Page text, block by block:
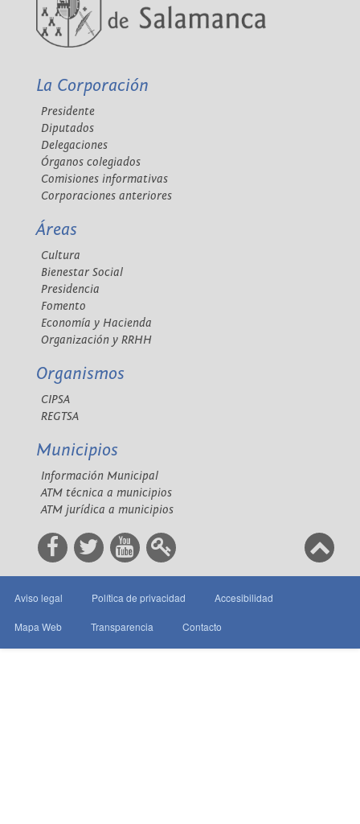
La Corporación
Presidente
Diputados
Delegaciones
Órganos colegiados
Comisiones informativas
Corporaciones anteriores
Áreas
Cultura
Bienestar Social
Presidencia
Fomento
Economía y Hacienda
Organización y RRHH
Organismos
CIPSA
REGTSA
Municipios
Información Municipal
ATM técnica a municipios
ATM jurídica a municipios
Aviso legal Política de privacidad Accesibilidad
Mapa Web Transparencia Contacto